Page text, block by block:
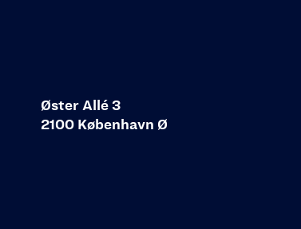
Øster Allé 3
2100 København Ø